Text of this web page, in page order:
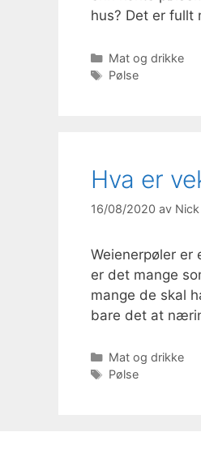
hus? Det er fullt
Kategorier
Mat og drikke
Stikkord
Pølse
Hva er
16/08/2020 av Nick
Weienerpøler
er det mange
mange de skal
bare det at
Kategorier
Mat og drikke
Stikkord
Pølse